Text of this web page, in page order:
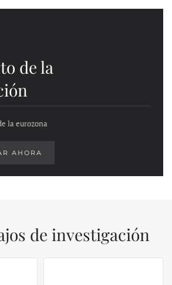
de la
la eurozona
AHORA
de investigación